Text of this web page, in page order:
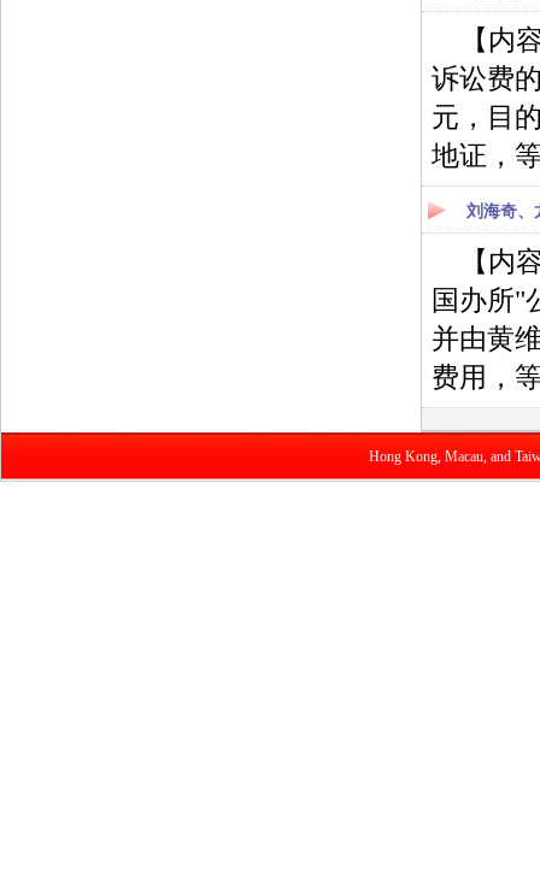
【内
诉讼费
元，目
地证，
刘海奇、
【内
国办所"
并由黄
费用，
Hong Kong, Macau, and